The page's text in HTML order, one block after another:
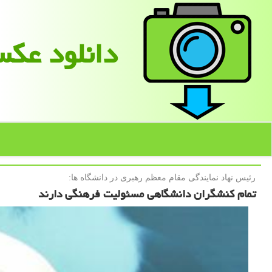
دانلود
رئیس نهاد نمایندگی مقام معظم رهبری در دانشگاه ها:
تمام کنشگران دانشگاهی مسئولیت فرهنگی دارند